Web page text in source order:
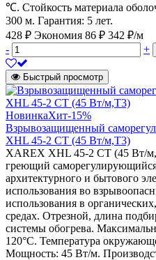
℃. Стойкость материала
300 м. Гарантия: 5 лет.
428 ₽ Экономия 86 ₽ 342 ₽/м
-
+
Быстрый просмотр
НовинкаХит-15%
Взрывозащищенный
XHL 45-2 CT (45 Вт/м,Т3)
XAREX XHL 45-2 CT (45 Вт/
греющий
архитектурного и бытового
использования во
использования в
средах. Отрезной, длина
системы обогрева.
120°С. Температура
Мощность: 45 Вт/м.